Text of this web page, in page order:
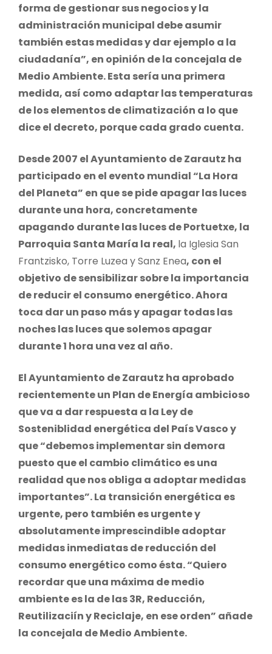
forma de gestionar sus negocios y la
administración municipal debe asumir
también estas medidas y dar ejemplo a la
ciudadanía”, en opinión de la concejala de
Medio Ambiente. Esta sería una primera
medida, así como adaptar las temperaturas
de los elementos de climatización a lo que
dice el decreto, porque cada grado cuenta.
Desde 2007 el Ayuntamiento de Zarautz ha
participado en el evento mundial “La Hora
del Planeta” en que se pide apagar las luces
durante una hora, concretamente
apagando durante las luces de Portuetxe, la
Parroquia Santa María la real, la Iglesia San
Frantzisko, Torre Luzea y Sanz Enea, con el
objetivo de sensibilizar sobre la importancia
de reducir el consumo energético. Ahora
toca dar un paso más y apagar todas las
noches las luces que solemos apagar
durante 1 hora una vez al año.
El Ayuntamiento de Zarautz ha aprobado
recientemente un Plan de Energía ambicioso
que va a dar respuesta a la Ley de
Sosteniblidad energética del País Vasco y
que “debemos implementar sin demora
puesto que el cambio climático es una
realidad que nos obliga a adoptar medidas
importantes”. La transición energética es
urgente, pero también es urgente y
absolutamente imprescindible adoptar
medidas inmediatas de reducción del
consumo energético como ésta. “Quiero
recordar que una máxima de medio
ambiente es la de las 3R, Reducción,
Reutilizaciín y Reciclaje, en ese orden” añade
la concejala de Medio Ambiente.